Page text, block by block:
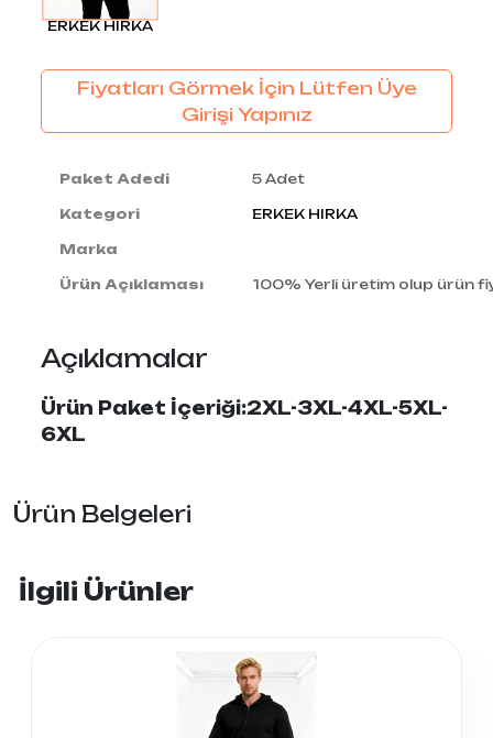
ERKEK HIRKA
Fiyatları Görmek İçin Lütfen Üye
Girişi Yapınız
Paket Adedi 5 Adet
Kategori ERKEK HIRKA
Marka
Ürün Açıklaması 100% Yerli üretim olup ürün
Açıklamalar
Ürün Paket İçeriği:2XL-3XL-4XL-5XL-
6XL
Ürün Belgeleri
İlgili Ürünler